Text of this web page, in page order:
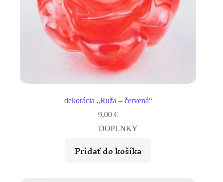
dekorácia „Ruža – červená“
9,00€
DOPLNKY
Pridať do košíka